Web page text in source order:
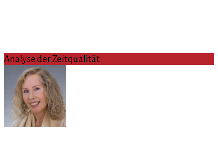
Analyse der Zeitqualität